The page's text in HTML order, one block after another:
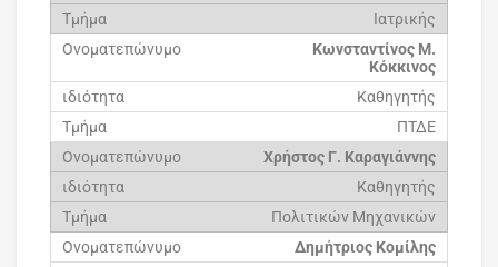
Ιατρικής
Κωνσταντίνος Μ.
Κόκκινος
Καθηγητής
ΠΤΔΕ
Χρήστος Γ. Καραγιάννης
Καθηγητής
Πολιτικών Μηχανικών
Δημήτριος Κομίλης